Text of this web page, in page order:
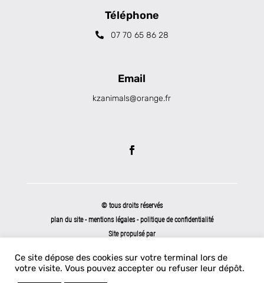
Téléphone
07 70 65 86 28
Email
kzanimals@orange.fr
© tous droits réservés
plan du site-mentions légales -politique de confidentialité
Site propulsé par
Ce site dépose des cookies sur votre terminal lors de
votre visite. Vous pouvez accepter ou refuser leur dépôt.